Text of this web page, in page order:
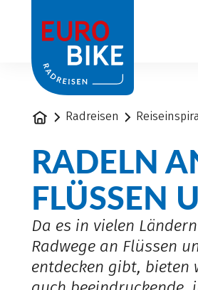
StartseiteRadreisen
RADELN
FLÜSSEN
Da es in vielen
Radwege an Flüssen
entdecken gibt, bieten